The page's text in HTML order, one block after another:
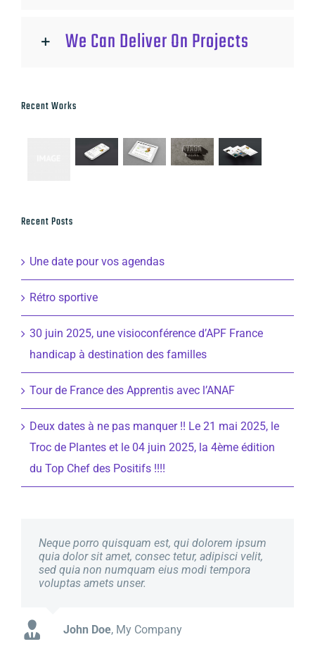
We Can Deliver On Projects
Recent Works
Recent Posts
Une date pour vos agendas
Rétro sportive
30 juin 2025, une visioconférence d’APF France
handicap à destination des familles
Tour de France des Apprentis avec l’ANAF
Deux dates à ne pas manquer !! Le 21 mai 2025, le
Troc de Plantes et le 04 juin 2025, la 4ème édition
du Top Chef des Positifs !!!!
Neque porro quisquam est, qui dolorem ipsum
quia dolor sit amet, consec tetur, adipisci velit,
sed quia non numquam eius modi tempora
voluptas amets unser.
John Doe, My Company
Aliquam erat volutpat. Quisque at est id ligula
facilisis laoreet eget pulvinar nibh. Suspendisse
at ultrices dui. Curabitur ac felis arcu sadips
ipsums fugiats nemis.
Luke Beck ,Theme Fusion